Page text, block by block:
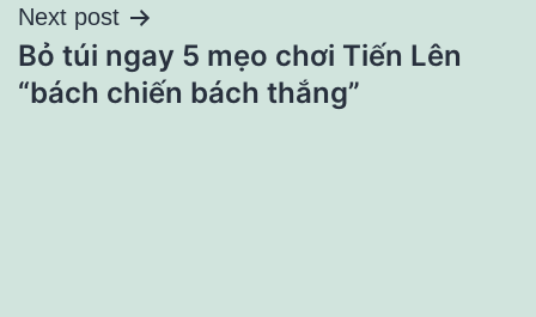
viết
Next post
Bỏ túi ngay 5 mẹo chơi Tiến Lên
“bách chiến bách thắng”